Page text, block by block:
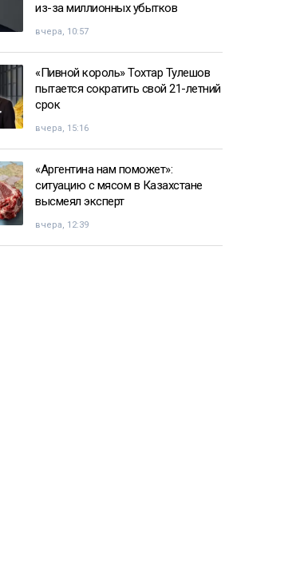
из-за миллионных убытков
вчера, 10:57
«Пивной король» Тохтар Тулешов
пытается сократить свой 21-летний
срок
вчера, 15:16
«Аргентина нам поможет»:
ситуацию с мясом в Казахстане
высмеял эксперт
вчера, 12:39